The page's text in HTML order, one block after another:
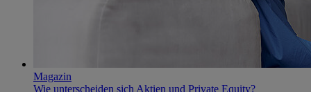
Magazin
Wie unterscheiden sich Aktien und Private Equity?